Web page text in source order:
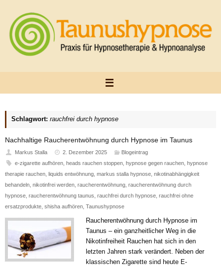
springen
Schlagwort: rauchfrei durch hypnose
Nachhaltige Raucherentwöhnung durch Hypnose im Taunus
Markus Stalla 2. Dezember 2025
Blogeintrag
e-zigarette aufhören, heads rauchen stoppen, hypnose gegen rauchen, hypnose
therapie rauchen liquids entwöhnung markus stalla hypnose nikotinabhängigkeit
behandeln nikotinfrei werden raucherentwöhnung raucherentwöhnung durch
hypnose raucherentwöhnung taunus rauchfrei durch hypnose rauchfrei ohne
ersatzprodukte shisha aufhören Taunushypnose
Raucherentwöhnung durch Hypnose im
Taunus – ein ganzheitlicher Weg in die
Nikotinfreiheit Rauchen hat sich in den
letzten Jahren stark verändert. Neben der
klassischen Zigarette sind heute E-